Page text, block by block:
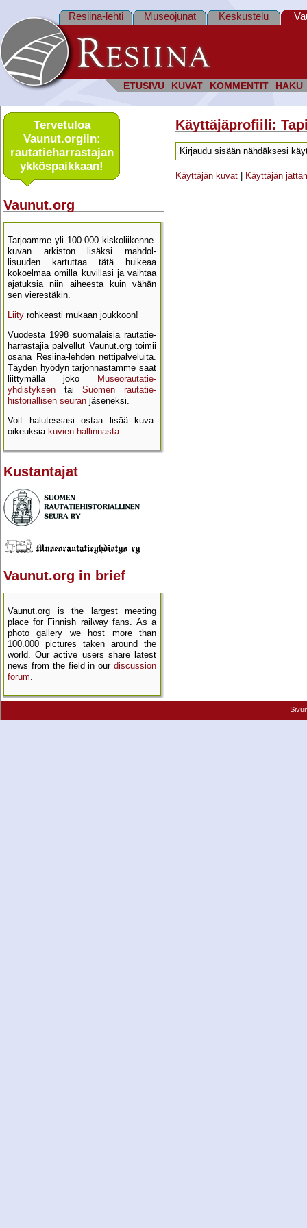
ETUSIVU KUVAT KOMMENTIT HAKU
Resiina-lehti Museojunat Keskustelu
Tervetuloa
Vaunut.orgiin:
rautatie­harrastajan
ykkös­paikkaan!
Vaunut.org
Tarjoamme yli 100 000 kisko­liikenne­
kuvan arkiston lisäksi mahdol­
lisuuden kartu­ttaa tätä huikeaa
kokoelmaa omilla kuvillasi ja vaihtaa
ajatuksia niin aiheesta kuin vähän
sen vierestäkin.
Liity rohkeasti mukaan joukkoon!
Vuodesta 1998 suomalaisia rautatie­
harrastajia palvellut Vaunut.org toimii
osana Resiina-lehden netti­palveluita.
Täyden hyödyn tarjon­nastamme saat
liittymällä joko
Museo­rautatie­
yhdistyksen tai Suomen rautatie­
historial­lisen seuran jäseneksi.
Voit halutessasi ostaa lisää kuva­
oikeuksia kuvien hallinnasta.
Kustantajat
Vaunut.org in brief
Vaunut.org is the largest meeting
place for Finnish railway fans. As a
photo gallery we host more than
100.000 pictures taken around the
world. Our active users share latest
news from the field in our discussion
forum
Käyttäjäprofiili:
Kirjaudu sisään nähdäksesi
Käyttäjän kuvat Käyttäjän